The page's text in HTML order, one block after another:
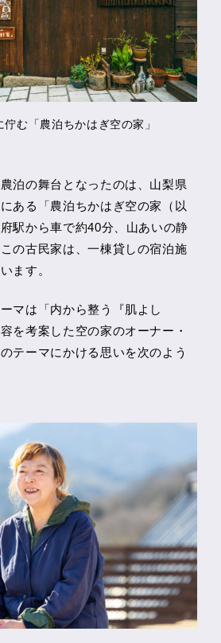
む「農泊ちかはぎ空の家」
泊の舞台となったのは、山梨県
ある「農泊ちかはぎ空の家（以
駅から車で約40分、山あいの静
の古民家は、一棟貸しの宿泊施
ます。
マは「内から整う『肌よし
を考案した空の家のオーナー・
テーマにかける思いを次のよう